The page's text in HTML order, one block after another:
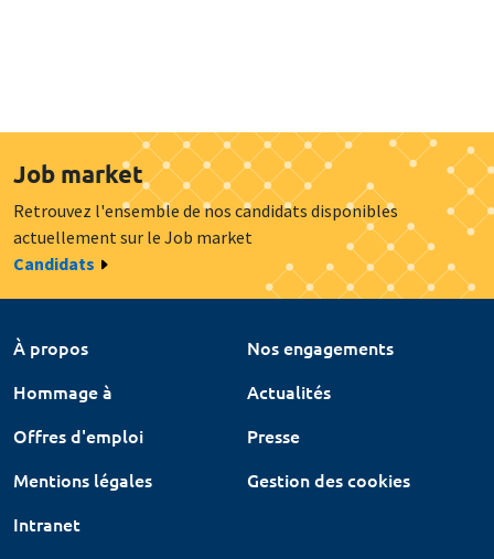
Job market
Retrouvez l'ensemble de nos candidats disponibles
actuellement sur le Job market
Candidats
À propos
Nos engagements
Hommage à
Actualités
Offres d'emploi
Presse
Mentions légales
Gestion des cookies
Intranet